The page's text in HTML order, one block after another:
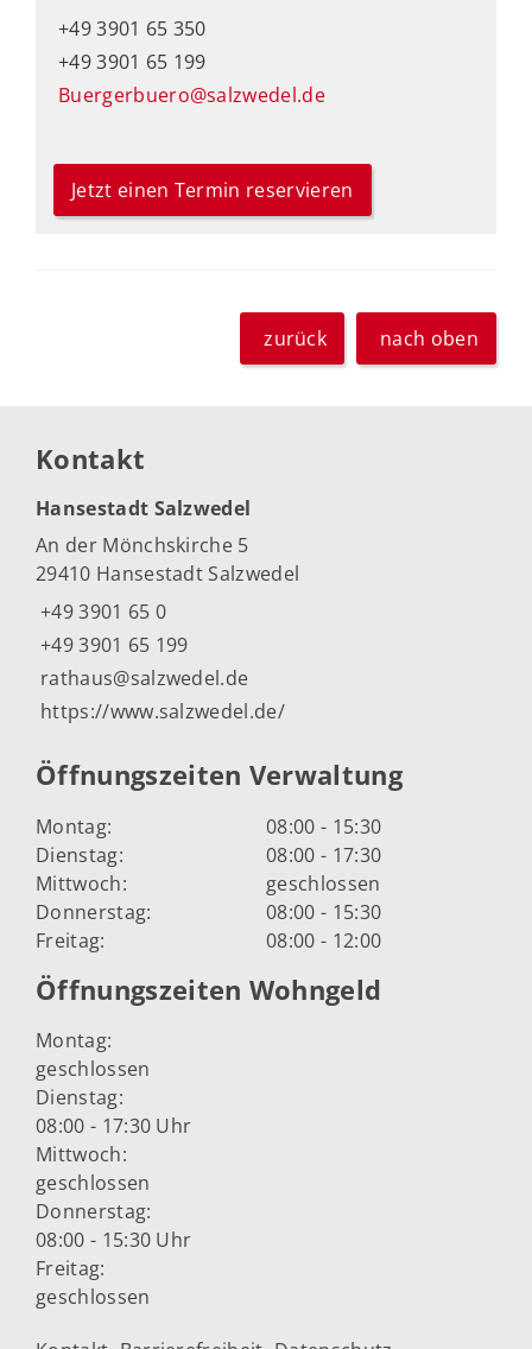
+49 3901 65 350
+49 3901 65 199
Buergerbuero@salzwedel.de
Jetzt einen Termin reservieren
zurück nach oben
Kontakt
Hansestadt Salzwedel
An der Mönchskirche 5
29410 Hansestadt Salzwedel
+49 3901 65 0
+49 3901 65 199
rathaus@salzwedel.de
https://www.salzwedel.de/
Öffnungszeiten Verwaltung
Montag:
08:00 - 15:30
Dienstag:
08:00 - 17:30
Mittwoch:
geschlossen
Donnerstag:
08:00 - 15:30
Freitag:
08:00 - 12:00
Öffnungszeiten Wohngeld
Montag:
geschlossen
Dienstag:
08:00 - 17:30 Uhr
Mittwoch:
geschlossen
Donnerstag:
08:00 - 15:30 Uhr
Freitag:
geschlossen